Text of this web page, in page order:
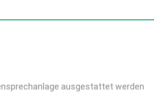
ausgestattet werden